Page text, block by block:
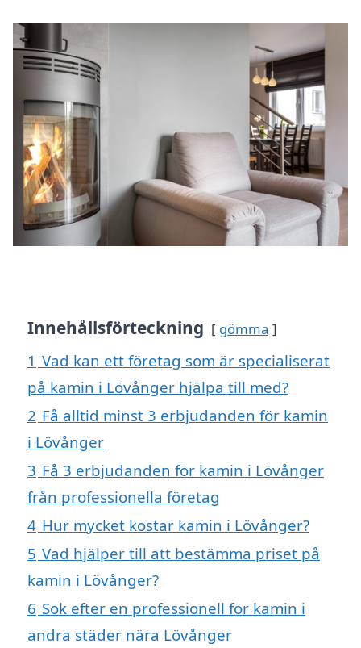
Innehållsförteckning gömma
1 Vad kan ett företag som är specialiserat
på kamin i Lövånger hjälpa till med?
2 Få alltid minst 3 erbjudanden för kamin
i Lövånger
3 Få 3 erbjudanden för kamin i Lövånger
från professionella företag
4 Hur mycket kostar kamin i Lövånger?
5 Vad hjälper till att bestämma priset på
kamin i Lövånger?
6 Sök efter en professionell för kamin i
andra städer nära Lövånger